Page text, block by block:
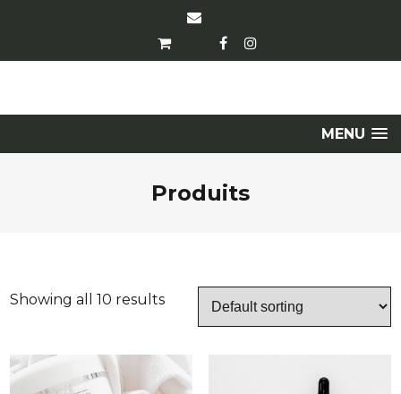
MENU
Produits
Showing all 10 results